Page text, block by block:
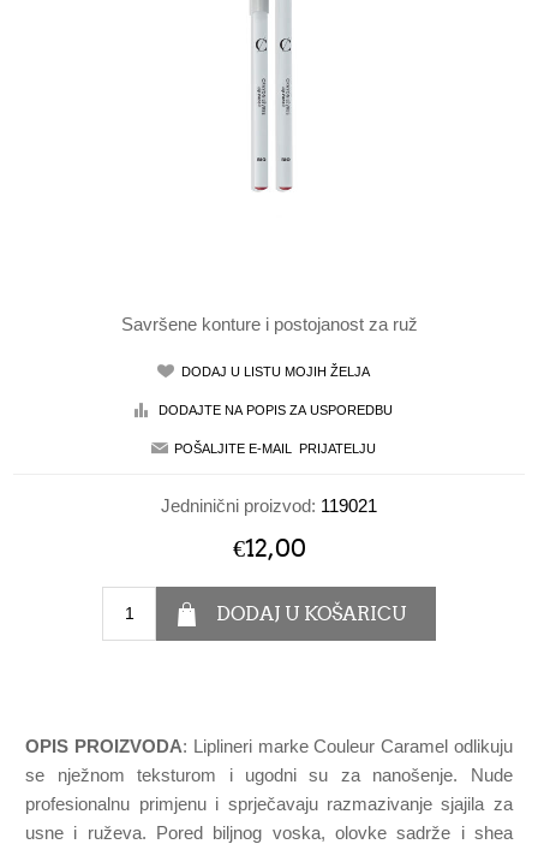
Savršene konture i postojanost za ruž
Jedninični proizvod: 119021
€12,00
OPIS PROIZVODA: Liplineri marke Couleur Caramel odlikuju
se nježnom teksturom i ugodni su za nanošenje. Nude
profesionalnu primjenu i sprječavaju razmazivanje sjajila za
usne i ruževa. Pored biljnog voska, olovke sadrže i shea